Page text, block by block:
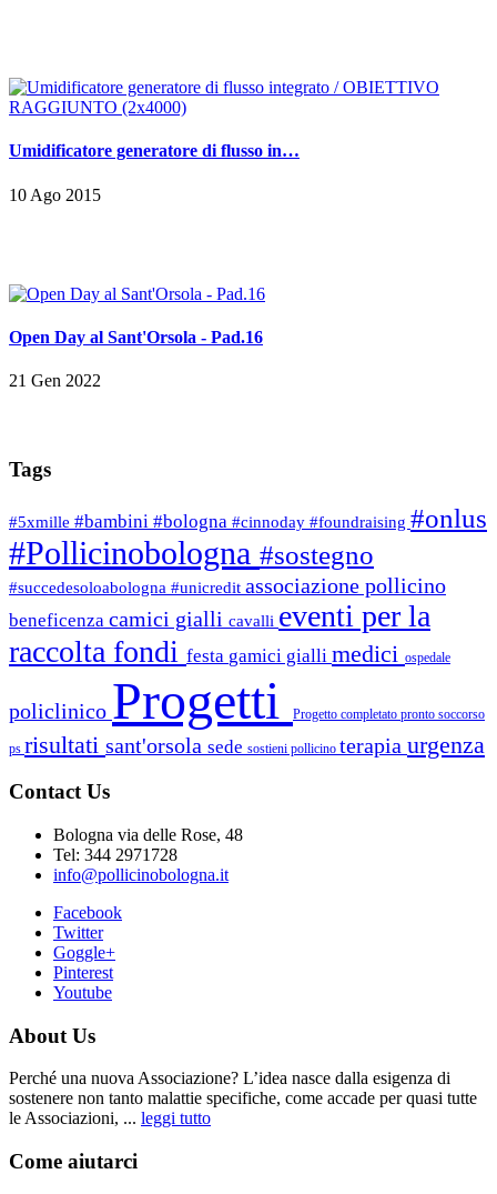
Umidificatore generatore di flusso in…
10 Ago 2015
Open Day al Sant'Orsola - Pad.16
21 Gen 2022
Tags
#5xmille #bambini #bologna #cinnoday #foundraising #onlus
#Pollicinobologna #sostegno
#succedesoloabologna #unicredit associazione pollicino
beneficenza camici gialli cavalli eventi per la
raccolta fondi festa gamici gialli medici ospedale
policlinico Progetti Progetto completato pronto soccorso
ps risultati sant'orsola sede sostieni pollicino terapia urgenza
Contact Us
Bologna via delle Rose, 48
Tel: 344 2971728
info@pollicinobologna.it
Facebook
Twitter
Goggle+
Pinterest
Youtube
About Us
Perché una nuova Associazione? L’idea nasce dalla esigenza di
sostenere non tanto malattie specifiche, come accade per quasi tutte
le Associazioni, ... leggi tutto
Come aiutarci